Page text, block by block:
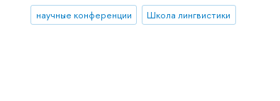
научные конференции
Школа лингвистики